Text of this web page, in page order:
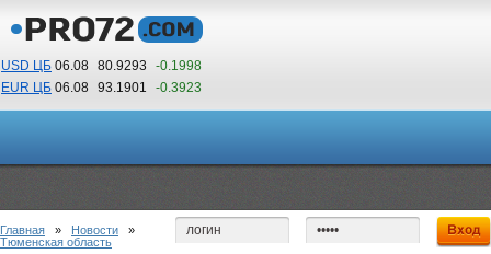
USD ЦБ 06.08 80.9293 -0.1998
EUR ЦБ 06.08 93.1901 -0.3923
11 59
По Гринвичу (GMT +5)
Главная » Новости »
Тюменская область